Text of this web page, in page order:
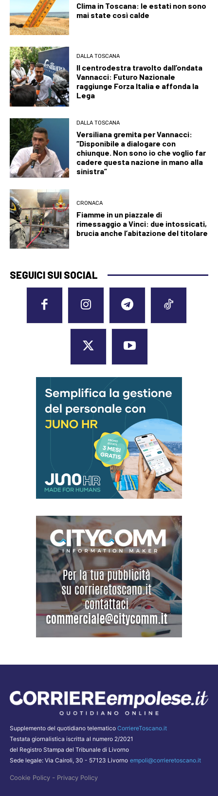
Clima in Toscana: le estati non sono
mai state così calde
DALLA TOSCANA
Il centrodestra travolto dall’ondata
Vannacci: Futuro Nazionale
raggiunge Forza Italia e affonda la
Lega
DALLA TOSCANA
Versiliana gremita per Vannacci:
“Disponibile a dialogare con
chiunque. Non sono io che voglio far
cadere questa nazione in mano alla
sinistra”
CRONACA
Fiamme in un piazzale di
rimessaggio a Vinci: due intossicati,
brucia anche l’abitazione del titolare
SEGUICI SUI SOCIAL
Supplemento del quotidiano telematico CorriereToscano.it
Testata giornalistica iscritta al numero 2/2021
del Registro Stampa del Tribunale di Livorno
Sede legale: Via Cairoli, 30 - 57123 Livorno empoli@corrieretoscano.it
Cookie Policy - Privacy Policy